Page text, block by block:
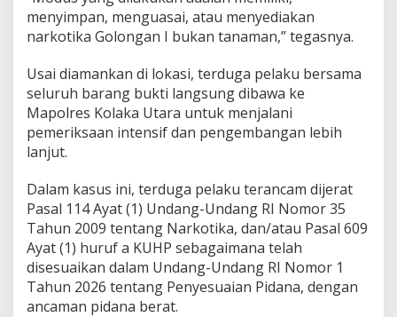
menyimpan, menguasai, atau menyediakan
narkotika Golongan I bukan tanaman,” tegasnya.
Usai diamankan di lokasi, terduga pelaku bersama
seluruh barang bukti langsung dibawa ke
Mapolres Kolaka Utara untuk menjalani
pemeriksaan intensif dan pengembangan lebih
lanjut.
Dalam kasus ini, terduga pelaku terancam dijerat
Pasal 114 Ayat (1) Undang-Undang RI Nomor 35
Tahun 2009 tentang Narkotika, dan/atau Pasal 609
Ayat (1) huruf a KUHP sebagaimana telah
disesuaikan dalam Undang-Undang RI Nomor 1
Tahun 2026 tentang Penyesuaian Pidana, dengan
ancaman pidana berat.